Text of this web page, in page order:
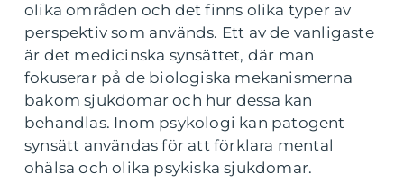
olika områden och det finns olika typer av
perspektiv som används. Ett av de vanligaste
är det medicinska synsättet, där man
fokuserar på de biologiska mekanismerna
bakom sjukdomar och hur dessa kan
behandlas. Inom psykologi kan patogent
synsätt användas för att förklara mental
ohälsa och olika psykiska sjukdomar.